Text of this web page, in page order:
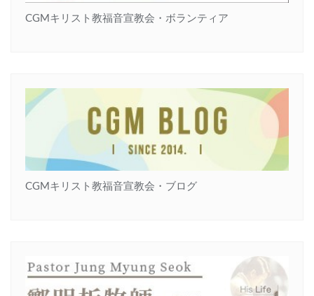
CGMキリスト教福音宣教会・ボランティア
CGMキリスト教福音宣教会・ブログ